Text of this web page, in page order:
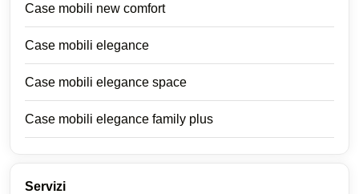
Case mobili new comfort
Case mobili elegance
Case mobili elegance space
Case mobili elegance family plus
Servizi